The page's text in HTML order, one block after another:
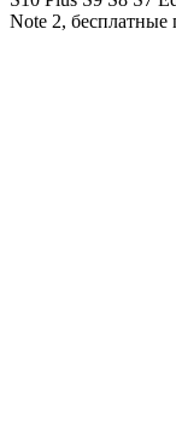
Note 2,